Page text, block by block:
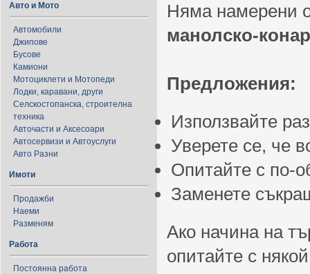
Авто и Мото
Автомобили
Джипове
Бусове
Камиони
Мотоциклети и Мотопеди
Лодки, каравани, други
Селскостопанска, строителна
техника
Авточасти и Аксесоари
Автосервизи и Автоуслуги
Авто Разни
Имоти
Продажби
Наеми
Разменям
Работа
Постоянна работа
Няма намерени
манолско-
Предложения:
Използвайте
Уверете се, че
Опитайте с по-
Заменете
Ако начина на
опитайте с